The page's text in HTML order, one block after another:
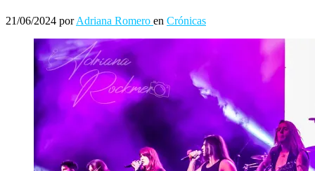
21/06/2024 porAdriana Romero en Crónicas